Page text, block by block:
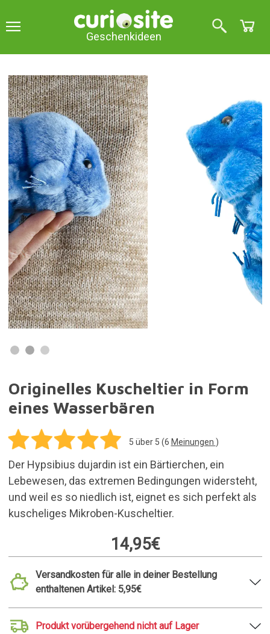
Geschenkideen
Originelles Kuscheltier in Form
eines Wasserbären
5 über 5 (6 Meinungen )
Der Hypsibius dujardin ist ein Bärtierchen, ein
Lebewesen, das extremen Bedingungen widersteht,
und weil es so niedlich ist, eignet es sich perfekt als
kuscheliges Mikroben-Kuscheltier.
14,95€
Versandkosten für alle in deiner Bestellung
enthaltenen Artikel: 5,95€
Produkt vorübergehend nicht auf Lager